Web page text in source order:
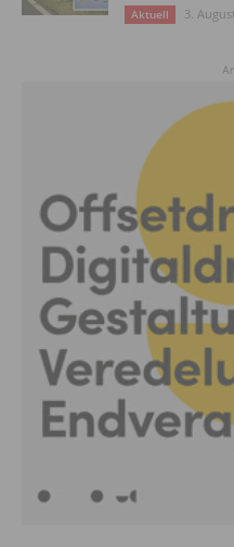
Aktuell 3.